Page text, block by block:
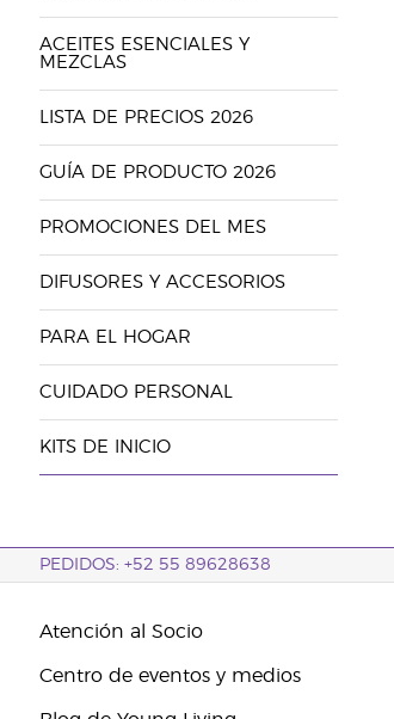
ACEITES ESENCIALES Y
MEZCLAS
LISTA DE PRECIOS 2026
GUÍA DE PRODUCTO 2026
PROMOCIONES DEL MES
DIFUSORES Y ACCESORIOS
PARA EL HOGAR
CUIDADO PERSONAL
KITS DE INICIO
PEDIDOS: +52 55 89628638
Atención al Socio
Centro de eventos y medios